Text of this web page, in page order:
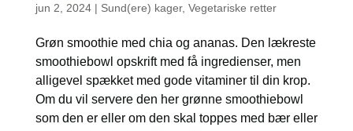
jun 2, 2024| Sund(ere) kager, Vegetariske retter
Grøn smoothie med chia og ananas. Den lækreste
smoothiebowl opskrift med få ingredienser, men
alligevel spækket med gode vitaminer til din krop.
Om du vil servere den her grønne smoothiebowl
som den er eller om den skal toppes med bær eller